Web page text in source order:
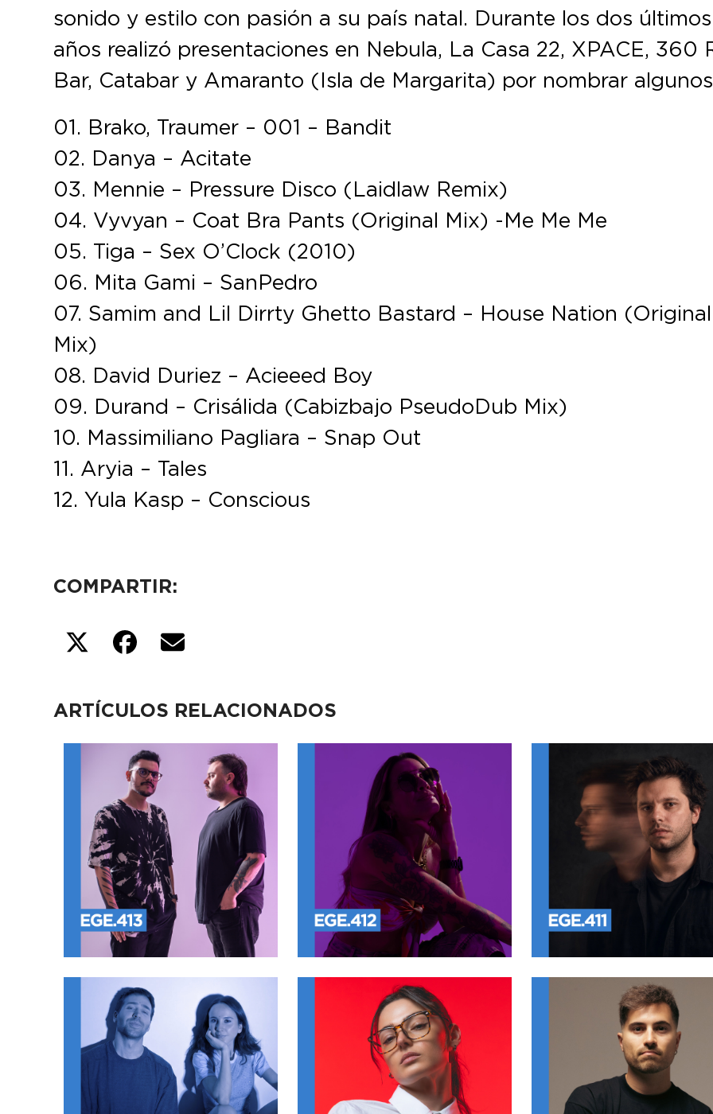
sonido y estilo con pasión a su país natal. Durante los dos últimos
años realizó presentaciones en Nebula, La Casa 22, XPACE, 360
Bar, Catabar y Amaranto (Isla de Margarita) por nombrar
01. Brako, Traumer – 001 – Bandit
02. Danya – Acitate
03. Mennie – Pressure Disco (Laidlaw Remix)
04. Vyvyan – Coat Bra Pants (Original Mix) -Me Me Me
05. Tiga – Sex O’Clock (2010)
06. Mita Gami – SanPedro
07. Samim and Lil Dirrty Ghetto Bastard – House Nation (Original
Mix)
08. David Duriez – Acieeed Boy
09. Durand – Crisálida (Cabizbajo PseudoDub Mix)
10. Massimiliano Pagliara – Snap Out
11. Aryia – Tales
12. Yula Kasp – Conscious
COMPARTIR:
ARTÍCULOS RELACIONADOS